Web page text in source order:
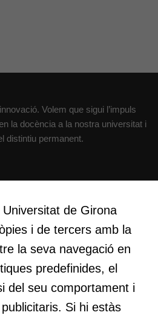
Volem que sigui l’impuls
la docència a la nostra universitat i
distintiu permanent.
i de debat, espais on qüestionar-
nos a pensar noves i millors
plegats idees innovadores.
a millorar-la impulsant
de Girona
i de tercers amb la
la seva navegació en
predefinides, el
del seu comportament i
publicitaris. Si hi estàs